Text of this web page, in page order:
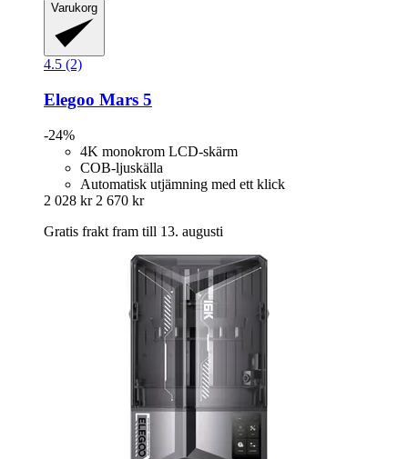
Varukorg
4.5 (2)
Elegoo Mars 5
-24%
4K monokrom LCD-skärm
COB-ljuskälla
Automatisk utjämning med ett klick
2 028 kr 2 670 kr
Gratis frakt fram till 13. augusti